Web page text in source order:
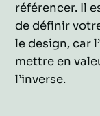
référencer. Il
de définir
le design, car
mettre en
l’inverse.